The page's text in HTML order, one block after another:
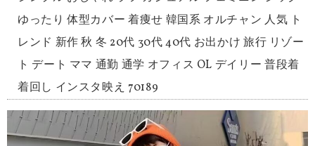
ゆったり 体型カバー 着痩せ 韓国系 オルチャン 人気 ト
レンド 新作 秋 冬 20代 30代 40代 お出かけ 旅行 リゾー
ト デート ママ 通勤 通学 オフィス OL デイリー 普段着
着回し インスタ映え 70189